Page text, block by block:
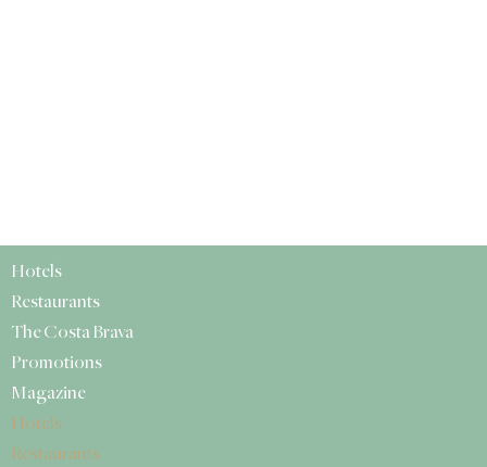
Hotels
Restaurants
The Costa Brava
Promotions
Magazine
Hotels
Restaurants